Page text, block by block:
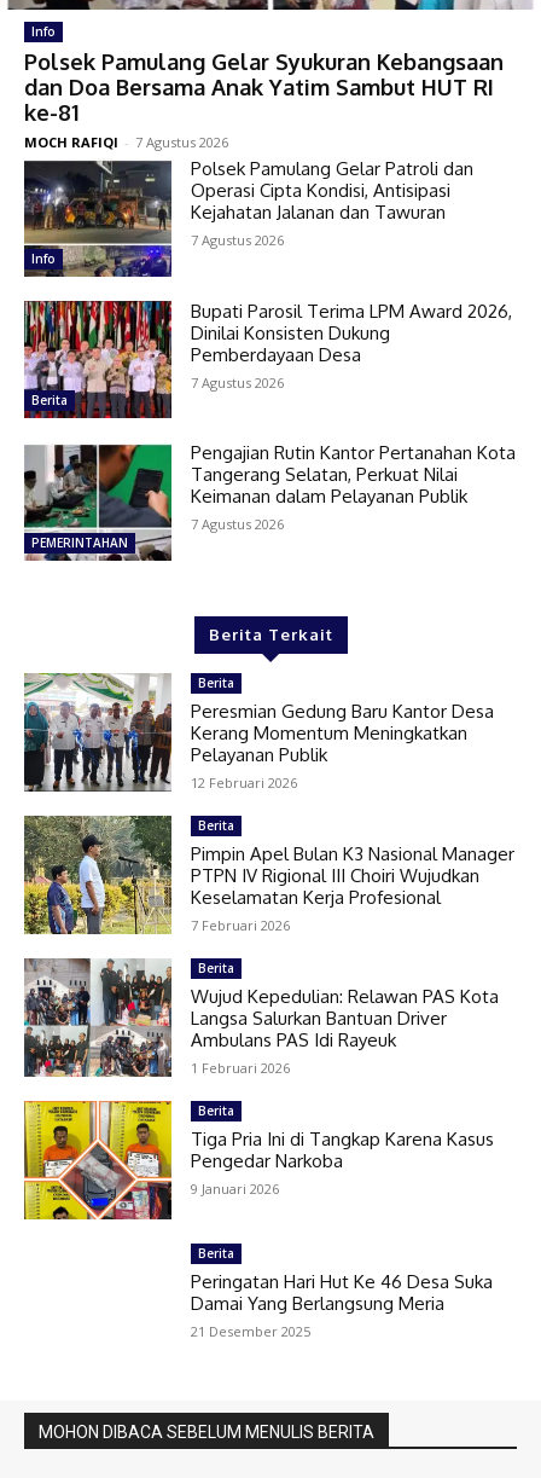
Info
Polsek Pamulang Gelar Syukuran Kebangsaan
dan Doa Bersama Anak Yatim Sambut HUT RI
ke-81
MOCH RAFIQI - 7 Agustus 2026
Info
Polsek Pamulang Gelar Patroli dan
Operasi Cipta Kondisi, Antisipasi
Kejahatan Jalanan dan Tawuran
7 Agustus 2026
Berita
Bupati Parosil Terima LPM Award 2026,
Dinilai Konsisten Dukung
Pemberdayaan Desa
7 Agustus 2026
PEMERINTAHAN
Pengajian Rutin Kantor Pertanahan Kota
Tangerang Selatan, Perkuat Nilai
Keimanan dalam Pelayanan Publik
7 Agustus 2026
Berita Terkait
Berita
Peresmian Gedung Baru Kantor Desa
Kerang Momentum Meningkatkan
Pelayanan Publik
12 Februari 2026
Berita
Pimpin Apel Bulan K3 Nasional Manager
PTPN IV Rigional III Choiri Wujudkan
Keselamatan Kerja Profesional
7 Februari 2026
Berita
Wujud Kepedulian: Relawan PAS Kota
Langsa Salurkan Bantuan Driver
Ambulans PAS Idi Rayeuk
1 Februari 2026
Berita
Tiga Pria Ini di Tangkap Karena Kasus
Pengedar Narkoba
9 Januari 2026
Berita
Peringatan Hari Hut Ke 46 Desa Suka
Damai Yang Berlangsung Meria
21 Desember 2025
MOHON DIBACA SEBELUM MENULIS BERITA